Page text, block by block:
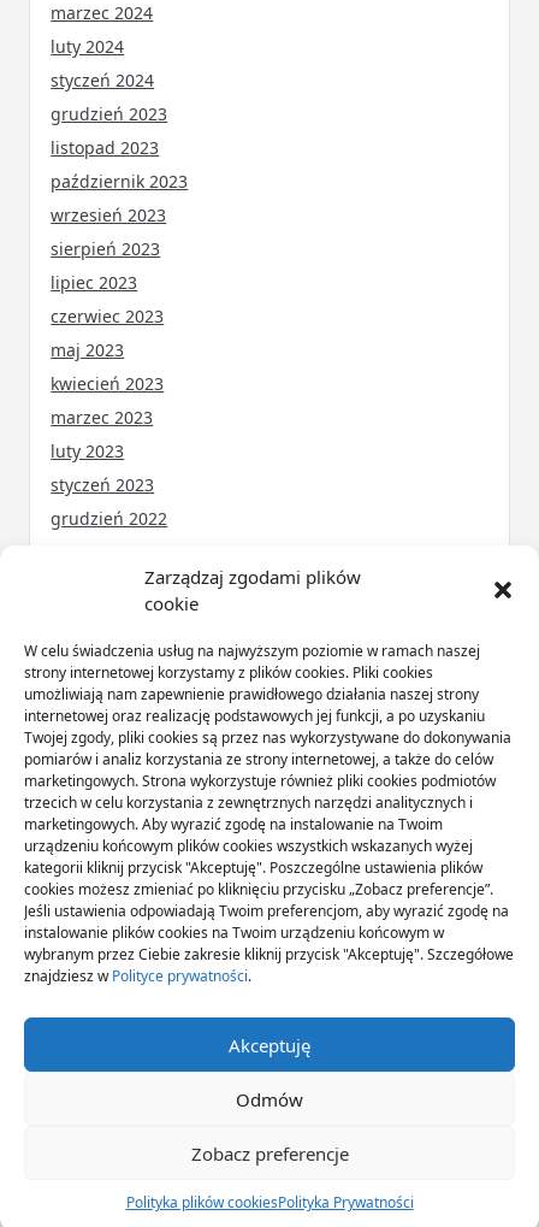
Zarządzaj zgodami plików
cookie
W celu świadczenia usług na najwyższym poziomie w ramach naszej
strony internetowej korzystamy z plików cookies. Pliki cookies
umożliwiają nam zapewnienie prawidłowego działania naszej strony
internetowej oraz realizację podstawowych jej funkcji, a po uzyskaniu
Twojej zgody, pliki cookies są przez nas wykorzystywane do dokonywania
pomiarów i analiz korzystania ze strony internetowej, a także do celów
marketingowych. Strona wykorzystuje również pliki cookies podmiotów
trzecich w celu korzystania z zewnętrznych narzędzi analitycznych i
marketingowych. Aby wyrazić zgodę na instalowanie na Twoim
urządzeniu końcowym plików cookies wszystkich wskazanych wyżej
kategorii kliknij przycisk "Akceptuję". Poszczególne ustawienia plików
cookies możesz zmieniać po kliknięciu przycisku „Zobacz preferencje”.
Jeśli ustawienia odpowiadają Twoim preferencjom, aby wyrazić zgodę na
instalowanie plików cookies na Twoim urządzeniu końcowym w
wybranym przez Ciebie zakresie kliknij przycisk "Akceptuję". Szczegółowe
znajdziesz wPolityce prywatności.
Akceptuję
Odmów
Zobacz preferencje
Polityka plików cookiesPolityka Prywatności
marzec 2024
luty 2024
styczeń 2024
grudzień 2023
listopad 2023
październik 2023
wrzesień 2023
sierpień 2023
lipiec 2023
czerwiec 2023
maj 2023
kwiecień 2023
marzec 2023
luty 2023
styczeń 2023
grudzień 2022
ARTYKUŁ SPONSOROWANY(31)
Budownictwo(56)
Dom(71)
Ogród(16)
Przemysł (89)